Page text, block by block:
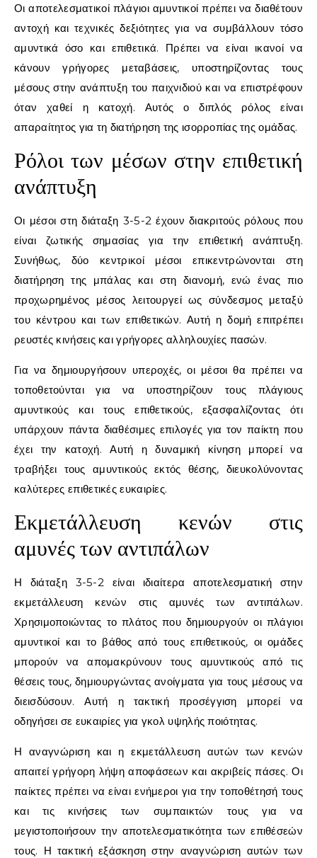
Οι αποτελεσματικοί πλάγιοι αμυντικοί πρέπει να διαθέτουν
αντοχή και τεχνικές δεξιότητες για να συμβάλλουν τόσο
αμυντικά όσο και επιθετικά. Πρέπει να είναι ικανοί να
κάνουν γρήγορες μεταβάσεις, υποστηρίζοντας τους
μέσους στην ανάπτυξη του παιχνιδιού και να επιστρέφουν
όταν χαθεί η κατοχή. Αυτός ο διπλός ρόλος είναι
απαραίτητος για τη διατήρηση της ισορροπίας της ομάδας.
Ρόλοι των μέσων στην επιθετική
ανάπτυξη
Οι μέσοι στη διάταξη 3-5-2 έχουν διακριτούς ρόλους που
είναι ζωτικής σημασίας για την επιθετική ανάπτυξη.
Συνήθως, δύο κεντρικοί μέσοι επικεντρώνονται στη
διατήρηση της μπάλας και στη διανομή, ενώ ένας πιο
προχωρημένος μέσος λειτουργεί ως σύνδεσμος μεταξύ
του κέντρου και των επιθετικών. Αυτή η δομή επιτρέπει
ρευστές κινήσεις και γρήγορες αλληλουχίες πασών.
Για να δημιουργήσουν υπεροχές, οι μέσοι θα πρέπει να
τοποθετούνται για να υποστηρίζουν τους πλάγιους
αμυντικούς και τους επιθετικούς, εξασφαλίζοντας ότι
υπάρχουν πάντα διαθέσιμες επιλογές για τον παίκτη που
έχει την κατοχή. Αυτή η δυναμική κίνηση μπορεί να
τραβήξει τους αμυντικούς εκτός θέσης, διευκολύνοντας
καλύτερες επιθετικές ευκαιρίες.
Εκμετάλλευση κενών στις
αμυνές των αντιπάλων
Η διάταξη 3-5-2 είναι ιδιαίτερα αποτελεσματική στην
εκμετάλλευση κενών στις αμυνές των αντιπάλων.
Χρησιμοποιώντας το πλάτος που δημιουργούν οι πλάγιοι
αμυντικοί και το βάθος από τους επιθετικούς, οι ομάδες
μπορούν να απομακρύνουν τους αμυντικούς από τις
θέσεις τους, δημιουργώντας ανοίγματα για τους μέσους να
διεισδύσουν. Αυτή η τακτική προσέγγιση μπορεί να
οδηγήσει σε ευκαιρίες για γκολ υψηλής ποιότητας.
Η αναγνώριση και η εκμετάλλευση αυτών των κενών
απαιτεί γρήγορη λήψη αποφάσεων και ακριβείς πάσες. Οι
παίκτες πρέπει να είναι ενήμεροι για την τοποθέτησή τους
και τις κινήσεις των συμπαικτών τους για να
μεγιστοποιήσουν την αποτελεσματικότητα των επιθέσεών
τους. Η τακτική εξάσκηση στην αναγνώριση αυτών των